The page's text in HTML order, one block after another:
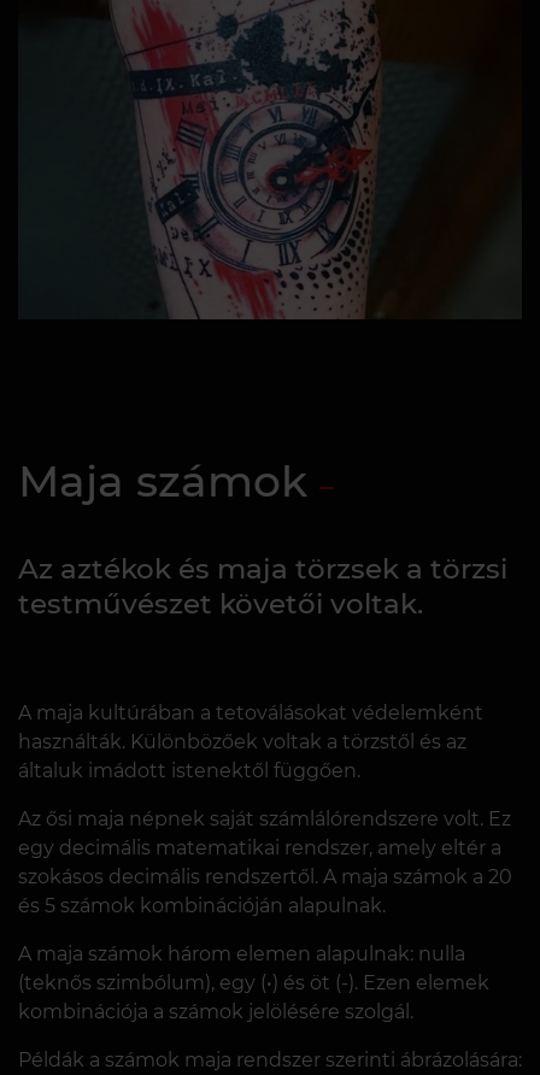
Maja számok
Az aztékok és maja törzsek a törzsi
testművészet követői voltak.
A maja kultúrában a tetoválásokat védelemként
használták. Különbözőek voltak a törzstől és az
általuk imádott istenektől függően.
Az ősi maja népnek saját számlálórendszere volt. Ez
egy decimális matematikai rendszer, amely eltér a
szokásos decimális rendszertől. A maja számok a 20
és 5 számok kombinációján alapulnak.
A maja számok három elemen alapulnak: nulla
(teknős szimbólum), egy (•) és öt (-). Ezen elemek
kombinációja a számok jelölésére szolgál.
Példák a számok maja rendszer szerinti ábrázolására: